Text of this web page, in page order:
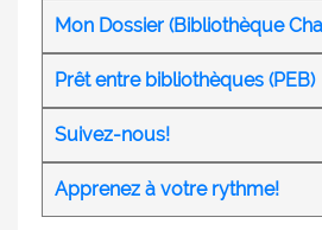
Mon Dossier (Bibliothèque
Prêt entre bibliothèques (PEB)
Suivez-nous!
Apprenez à votre rythme!